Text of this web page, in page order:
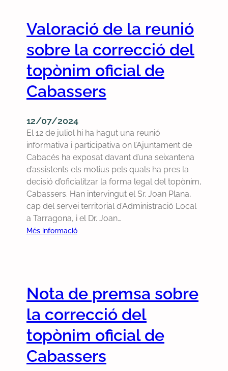
t
r
e
n
c
a
e
l
c
o
n
s
e
n
s
o
r
r
e
g
r
e
T
e
l
g
a
m
i
n
o
u
s
p
e
r
l
s
a
u
c
i
m
a
R
C
q
e
r
e
s
p
e
c
t
i
l
r
d
e
l
5
Valoració de la reunió
sobre la correcció del
topònim oficial de
Cabassers
12/07/2024
El 12 de juliol hi ha hagut una reunió
informativa i participativa on l’Ajuntament de
Cabacés ha exposat davant d’una seixantena
d’assistents els motius pels quals ha pres la
decisió d’oficialitzar la forma legal del topònim,
Cabassers. Han intervingut el Sr. Joan Plana,
cap del servei territorial d’Administració Local
a Tarragona, i el Dr. Joan…
Més informació:
r
a
c
ó
d
e
Nota de premsa sobre
la correcció del
topònim oficial de
Cabassers